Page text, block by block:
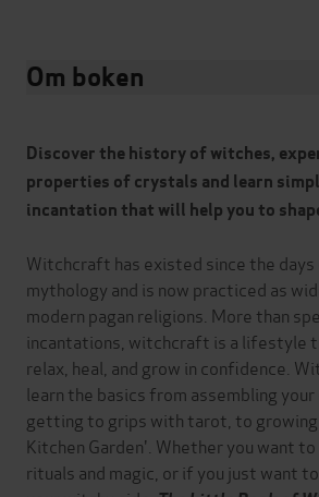
Om boken
Discover the history of witches,
properties of crystals and learn
incantation that will help you to
Witchcraft has existed since the days
mythology and is now practiced as
modern pagan religions. More than
incantations, witchcraft is a lifestyle
relax, heal, and grow in confidence.
learn the basics from assembling
getting to grips with tarot, to
Kitchen Garden'. Whether you want
rituals and magic, or if you just want